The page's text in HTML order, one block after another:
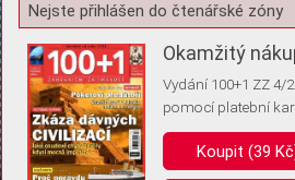
Žádost o souhlas s ukládáním
Pro základní fungování webu
(tzv. cookies apod.). Rádi bychom vás ale
Nejste přihlášen do čtenářské zóny
Okamžitý
Vydání 100+1 ZZ 4/
pomocí platební
Koupit (39